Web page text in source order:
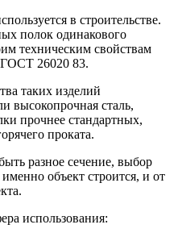
в строительстве.
полок одинакового
техническим свойствам
ГОСТ 26020 83.
таких изделий
высокопрочная сталь,
прочнее стандартных,
проката.
разное сечение, выбор
объект строится, и от
использования: